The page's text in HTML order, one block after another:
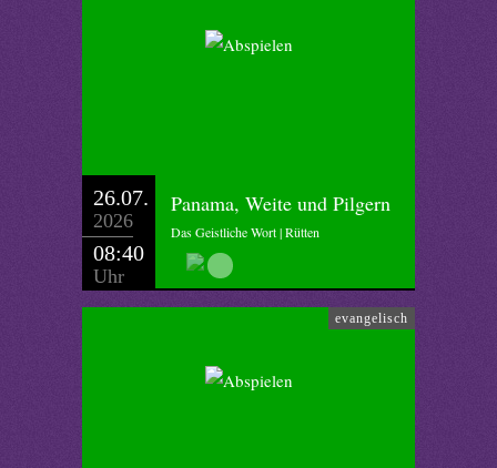
26.07.
2026
08:40
Uhr
Panama, Weite und Pilgern
Das Geistliche Wort | Rütten
evangelisch